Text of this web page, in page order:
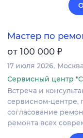
Мастер по
от 100 000 ₽
17 июля 2026 Москва
Сервисный центр
Встреча и
сервисном-центре,
согласование
ремонта всех